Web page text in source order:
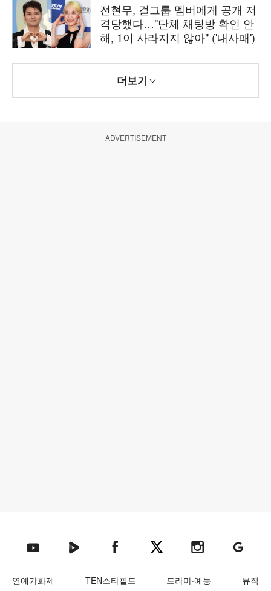
전현무, 걸그룹 멤버에게 공개 저
격당했다…"단체 채팅방 확인 안
해, 1이 사라지지 않아" ('내사패')
더보기
ADVERTISEMENT
텐아시아 유튜브텐아시아 네이버TV텐아시아 페이스북텐아시아 엑스텐아시아 인스타그램
텐아시아
연예가화제 TEN스타필드 드라마·예능 뮤직